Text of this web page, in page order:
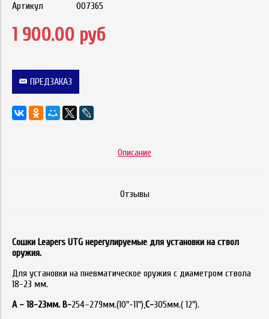
Артикул 007365
1 900.00 руб
ПРЕДЗАКАЗ
Описание
Отзывы
Сошки Leapers UTG нерегулируемые для установки на ствол
оружия.
Для установки на пневматическое оружия с диаметром ствола
18-23 мм.
А – 18-23мм. В-254–279мм.(10"-11"),С-305мм.( 12").